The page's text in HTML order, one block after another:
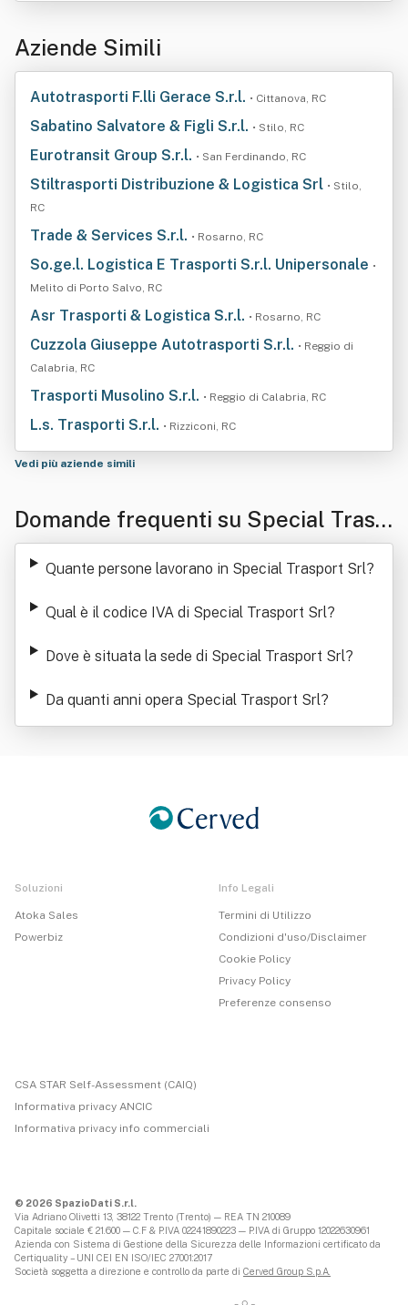
Aziende Simili
Autotrasporti F.lli Gerace S.r.l. • Cittanova, RC
Sabatino Salvatore & Figli S.r.l. • Stilo, RC
Eurotransit Group S.r.l. • San Ferdinando, RC
Stiltrasporti Distribuzione & Logistica Srl • Stilo,
RC
Trade & Services S.r.l. • Rosarno, RC
So.ge.l. Logistica E Trasporti S.r.l. Unipersonale •
Melito di Porto Salvo, RC
Asr Trasporti & Logistica S.r.l. • Rosarno, RC
Cuzzola Giuseppe Autotrasporti S.r.l. • Reggio di
Calabria, RC
Trasporti Musolino S.r.l. • Reggio di Calabria, RC
L.s. Trasporti S.r.l. • Rizziconi, RC
Vedi più aziende simili
Domande frequenti su Special Trasp
ort Srl
Quante persone lavorano in Special Trasport Srl?
Qual è il codice IVA di Special Trasport Srl?
Dove è situata la sede di Special Trasport Srl?
Da quanti anni opera Special Trasport Srl?
Soluzioni
Atoka Sales
Powerbiz
Info Legali
Termini di Utilizzo
Condizioni d'uso/Disclaimer
Cookie Policy
Privacy Policy
Preferenze consenso
CSA STAR Self-Assessment (CAIQ)
Informativa privacy ANCIC
Informativa privacy info commerciali
© 2026 SpazioDati S.r.l.
Via Adriano Olivetti 13, 38122 Trento (Trento) — REA TN 210089
Capitale sociale € 21.600 — C.F & P.IVA 02241890223 — P.IVA di Gruppo 12022630961
Azienda con Sistema di Gestione della Sicurezza delle Informazioni certificato da
Certiquality – UNI CEI EN ISO/IEC 27001:2017
Società soggetta a direzione e controllo da parte di Cerved Group S.p.A.